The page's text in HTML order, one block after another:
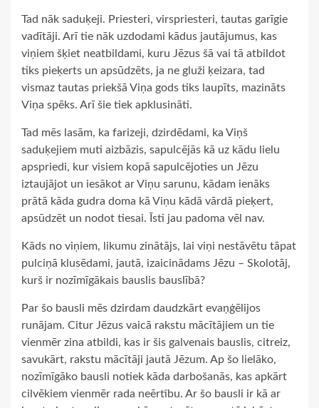
Tad nāk saduķeji. Priesteri, virspriesteri, tautas garīgie
vadītāji. Arī tie nāk uzdodami kādus jautājumus, kas
viņiem šķiet neatbildami, kuru Jēzus šā vai tā atbildot
tiks pieķerts un apsūdzēts, ja ne gluži ķeizara, tad
vismaz tautas priekšā Viņa gods tiks laupīts, mazināts
Viņa spēks. Arī šie tiek apklusināti.
Tad mēs lasām, ka farizeji, dzirdēdami, ka Viņš
saduķejiem muti aizbāzis, sapulcējās kā uz kādu lielu
apspriedi, kur visiem kopā sapulcējoties un Jēzu
iztaujājot un iesākot ar Viņu sarunu, kādam ienāks
prātā kāda gudra doma kā Viņu kādā vārdā pieķert,
apsūdzēt un nodot tiesai. Īsti jau padoma vēl nav.
Kāds no viņiem, likumu zinātājs, lai viņi nestāvētu tāpat
pulciņā klusēdami, jautā, izaicinādams Jēzu – Skolotāj,
kurš ir nozīmīgākais bauslis bauslībā?
Par šo bausli mēs dzirdam daudzkārt evaņģēlijos
runājam. Citur Jēzus vaicā rakstu mācītājiem un tie
vienmēr zina atbildi, kas ir šis galvenais bauslis, citreiz,
savukārt, rakstu mācītāji jautā Jēzum. Ap šo lielāko,
nozīmīgāko bausli notiek kāda darbošanās, kas apkārt
cilvēkiem vienmēr rada neērtību. Ar šo bausli ir kā ar